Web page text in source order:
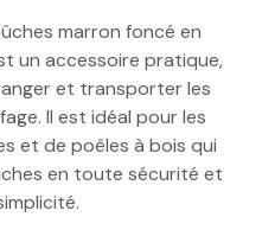
marron foncé en
un accessoire pratique,
et transporter les
Il est idéal pour les
et de poêles à bois qui
en toute sécurité et